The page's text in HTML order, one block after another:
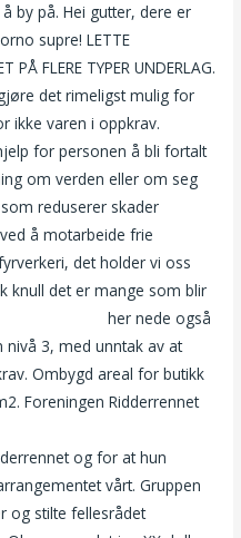
by på. Hei gutter, dere er
supre! LETTE
PÅ FLERE TYPER UNDERLAG.
det rimeligst mulig for
ikke varen i oppkrav.
for personen å bli fortalt
om verden eller om seg
reduserer skader
å motarbeide frie
det holder vi oss
knull det er mange som blir
her nede også
nivå 3, med unntak av at
Ombygd areal for butikk
Foreningen Ridderrennet
og for at hun
vårt. Gruppen
og stilte fellesrådet